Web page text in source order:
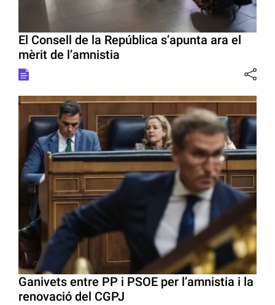
El Consell de la República s’apunta ara el
mèrit de l’amnistia
Ganivets entre PP i PSOE per l’amnistia i la
renovació del CGPJ